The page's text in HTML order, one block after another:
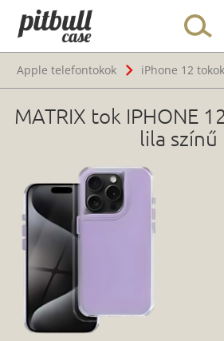
Apple telefontokok
iPhone 12 tokok
MATRIX tok IPHONE
lila színű